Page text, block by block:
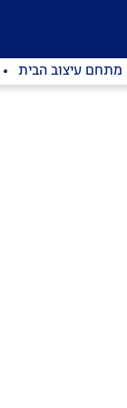
מתחם עיצוב הבית